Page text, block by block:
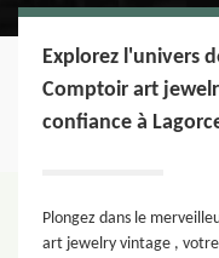
Explorez l'univers
Comptoir art
confiance à
Plongez dans le
art jewelry vintage ,